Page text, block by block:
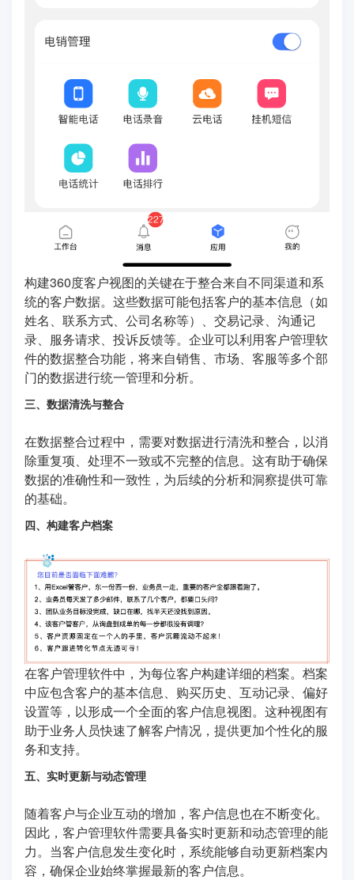
构建360度客户视图的关键在于整合来自不同渠道和系
统的客户数据。这些数据可能包括客户的基本信息（如
姓名、联系方式、公司名称等）、交易记录、沟通记
录、服务请求、投诉反馈等。企业可以利用客户管理软
件的数据整合功能，将来自销售、市场、客服等多个部
门的数据进行统一管理和分析。
三、数据清洗与整合
在数据整合过程中，需要对数据进行清洗和整合，以消
除重复项、处理不一致或不完整的信息。这有助于确保
数据的准确性和一致性，为后续的分析和洞察提供可靠
的基础。
四、构建客户档案
在客户管理软件中，为每位客户构建详细的档案。档案
中应包含客户的基本信息、购买历史、互动记录、偏好
设置等，以形成一个全面的客户信息视图。这种视图有
助于业务人员快速了解客户情况，提供更加个性化的服
务和支持。
五、实时更新与动态管理
随着客户与企业互动的增加，客户信息也在不断变化。
因此，客户管理软件需要具备实时更新和动态管理的能
力。当客户信息发生变化时，系统能够自动更新档案内
容，确保企业始终掌握最新的客户信息。